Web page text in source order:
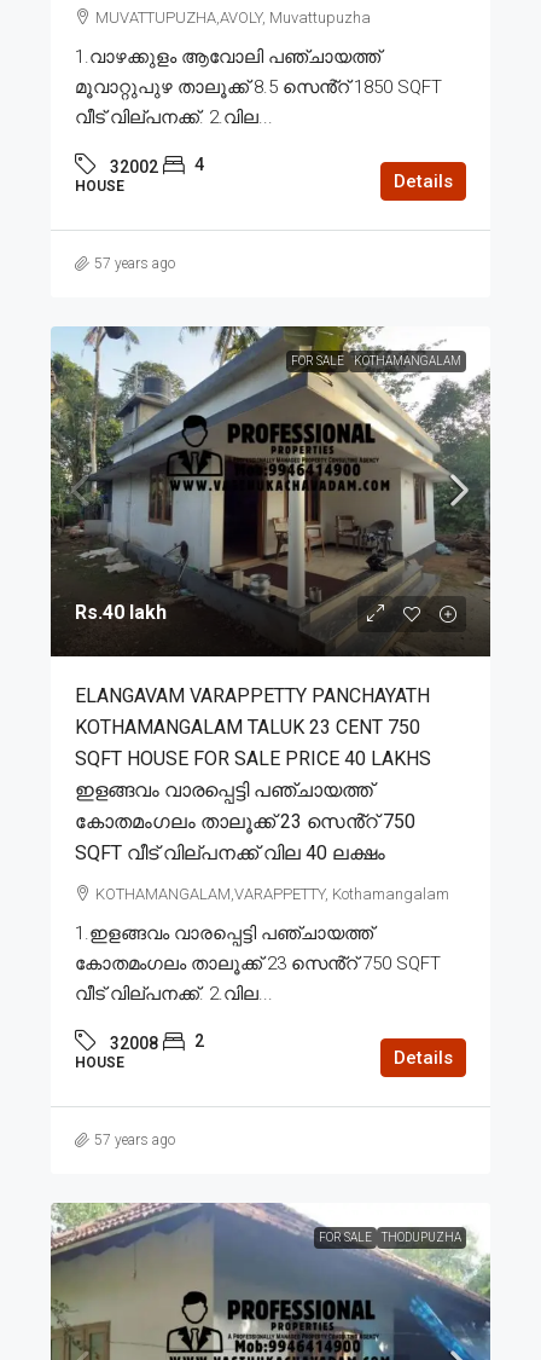
MUVATTUPUZHA,AVOLY, Muvattupuzha
1.വാഴക്കുളം ആവോലി പഞ്ചായത്ത്
മൂവാറ്റുപുഴ താലൂക്ക് 8.5 സെൻ്റ് 1850 SQFT
വീട് വില്പനക്ക്. 2.വില...
32002 4
HOUSE Details
57 years ago
FOR SALE KOTHAMANGALAM
Rs.40 lakh
ELANGAVAM VARAPPETTY PANCHAYATH
KOTHAMANGALAM TALUK 23 CENT 750
SQFT HOUSE FOR SALE PRICE 40 LAKHS
ഇളങ്ങവം വാരപ്പെട്ടി പഞ്ചായത്ത്
കോതമംഗലം താലൂക്ക് 23 സെൻ്റ് 750
SQFT വീട് വില്പനക്ക് വില 40 ലക്ഷം
KOTHAMANGALAM,VARAPPETTY, Kothamangalam
1.ഇളങ്ങവം വാരപ്പെട്ടി പഞ്ചായത്ത്
കോതമംഗലം താലൂക്ക് 23 സെൻ്റ് 750 SQFT
വീട് വില്പനക്ക്. 2.വില...
32008 2
HOUSE Details
57 years ago
FOR SALE THODUPUZHA